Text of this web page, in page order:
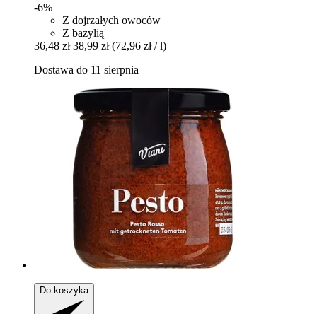
-6%
Z dojrzałych owoców
Z bazylią
36,48 zł 38,99 zł (72,96 zł / l)
Dostawa do 11 sierpnia
Do koszyka